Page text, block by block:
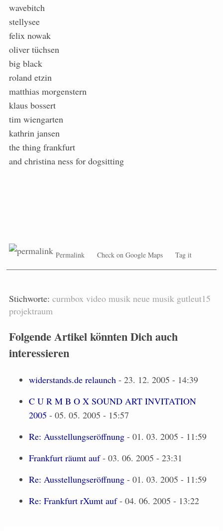
wavebitch
stellysee
felix nowak
oliver tüchsen
big black
roland etzin
matthias morgenstern
klaus bossert
tim wiengarten
kathrin jansen
the thing frankfurt
and christina ness for dogsitting
Permalink Check on Google Maps Tag it
Stichworte: curmbox video musik neue musik gutleut15
projektraum
Folgende Artikel könnten Dich auch
interessieren
widerstands.de relaunch - 23. 12. 2005 - 14:39
C U R M B O X SOUND ART INVITATION
2005 - 05. 05. 2005 - 15:57
Re: Ausstellungseröffnung - 01. 03. 2005 - 11:59
Frankfurt räumt auf- 03. 06. 2005 - 23:31
Re: Ausstellungseröffnung - 01. 03. 2005 - 11:59
Re: Frankfurt rXumt auf- 04. 06. 2005 - 13:22